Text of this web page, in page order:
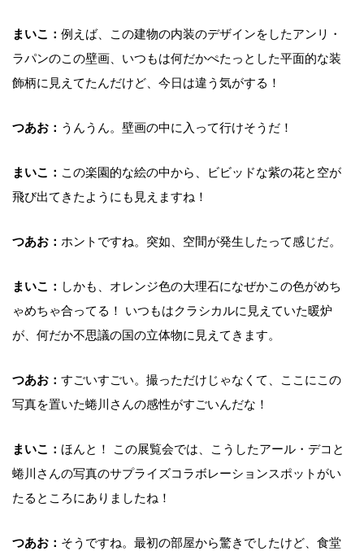
まいこ： 例えば、この建物の内装のデザインをしたアンリ・
ラパンのこの壁画、いつもは何だかぺたっとした平面的な装
飾柄に見えてたんだけど、今日は違う気がする！
つあお： うんうん。壁画の中に入って行けそうだ！
まいこ： この楽園的な絵の中から、ビビッドな紫の花と空が
飛び出てきたようにも見えますね！
つあお： ホントですね。突如、空間が発生したって感じだ。
まいこ： しかも、オレンジ色の大理石になぜかこの色がめち
ゃめちゃ合ってる！ いつもはクラシカルに見えていた暖炉
が、何だか不思議の国の立体物に見えてきます。
つあお： すごいすごい。撮っただけじゃなくて、ここにこの
写真を置いた蜷川さんの感性がすごいんだな！
まいこ： ほんと！ この展覧会では、こうしたアール・デコと
蜷川さんの写真のサプライズコラボレーションスポットがい
たるところにありましたね！
つあお： そうですね。最初の部屋から驚きでしたけど、食堂